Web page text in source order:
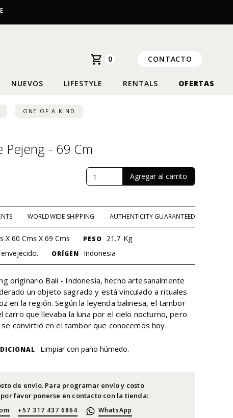
0 CONTACTO
NUEVOS LIFESTYLE RENTALS OFERTAS
ONE OF A KIND
Pejeng - 69 Cm
WORLDWIDE SHIPPING AUTHENTICITY GUARANTEED
X 60 Cms X 69 Cms PESO 21.7 Kg
ORÍGEN Indonesia
originario Bali - Indonesia, hecho artesanalmente
un objeto sagrado y está vinculado a rituales
en la región. Según la leyenda balinesa, el tambor
carro que llevaba la luna por el cielo nocturno, pero
convirtió en el tambor que conocemos hoy.
Limpiar con paño húmedo.
de envío. Para programar envío y costo
favor ponerse en contacto con la tienda:
+57 317 437 6864 WhatsApp